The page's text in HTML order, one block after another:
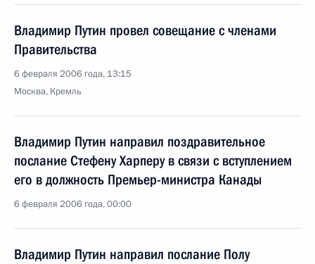
Владимир Путин провел совещание с членами
Правительства
6 февраля 2006 года, 13:15
Москва, Кремль
Владимир Путин направил поздравительное
послание Стефену Харперу в связи с вступлением
его в должность Премьер-министра Канады
6 февраля 2006 года, 00:00
Владимир Путин направил послание Полу